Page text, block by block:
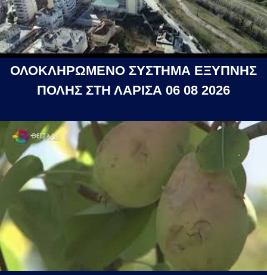
ΟΛΟΚΛΗΡΩΜΕΝΟ ΣΥΣΤΗΜΑ ΕΞΥΠΝΗΣ
ΠΟΛΗΣ ΣΤΗ ΛΑΡΙΣΑ 06 08 2026